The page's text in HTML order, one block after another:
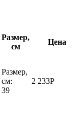
Размер,
см
Цена
Размер,
см:
39
2 233Р